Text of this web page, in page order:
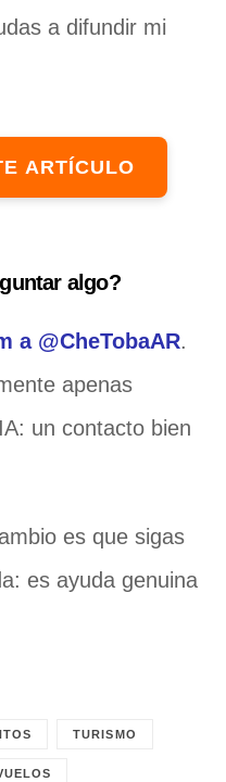
a difundir mi
ARTÍCULO
algo?
a @CheTobaAR.
apenas
un contacto bien
es que sigas
es ayuda genuina
TURISMO